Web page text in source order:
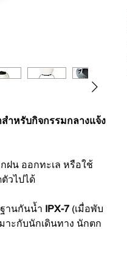
ำหรับกิจกรรมกลางแจ้ง
ฝน ออกทะเล หรือใช้
วไปได้
านกันน้ำ IPX-7 (เมื่อพับ
าะกับนักเดินทาง นักตก